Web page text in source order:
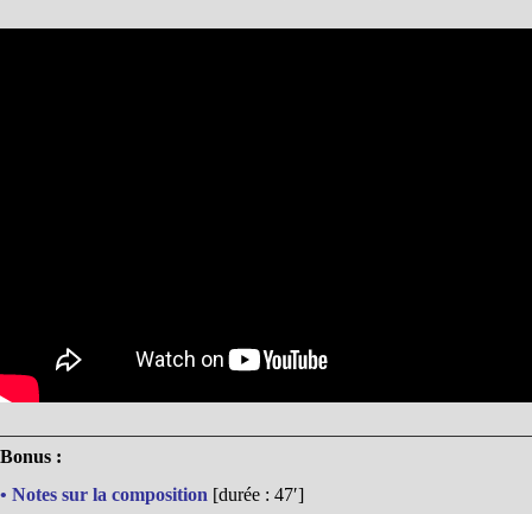
Bonus :
• Notes sur la composition [durée : 47′]